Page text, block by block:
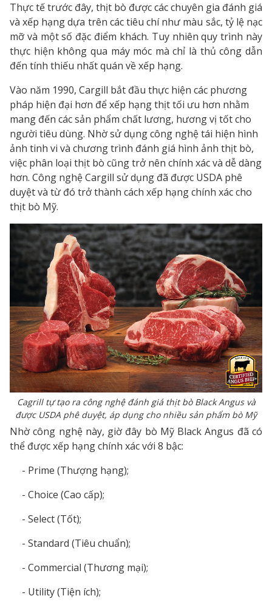
Thực tế trước đây, thịt bò được các chuyên gia đánh giá
và xếp hạng dựa trên các tiêu chí như màu sắc, tỷ lệ nạc
mỡ và một số đặc điểm khách. Tuy nhiên quy trình này
thực hiện không qua máy móc mà chỉ là thủ công dẫn
đến tính thiếu nhất quán về xếp hạng.
Vào năm 1990, Cargill bắt đầu thực hiện các phương
pháp hiện đại hơn để xếp hạng thịt tối ưu hơn nhằm
mang đến các sản phẩm chất lương, hương vị tốt cho
người tiêu dùng. Nhờ sử dụng công nghệ tái hiện hình
ảnh tinh vi và chương trình đánh giá hình ảnh thịt bò,
việc phân loại thịt bò cũng trở nên chính xác và dễ dàng
hơn. Công nghệ Cargill sử dụng đã được USDA phê
duyệt và từ đó trở thành cách xếp hạng chính xác cho
thịt bò Mỹ.
Cagrill tự tạo ra công nghệ đánh giá thịt bò Black Angus và
được USDA phê duyệt, áp dụng cho nhiều sản phẩm bò Mỹ
Nhờ công nghệ này, giờ đây bò Mỹ Black Angus đã có
thể được xếp hạng chính xác với 8 bậc:
- Prime (Thượng hạng);
- Choice (Cao cấp);
- Select (Tốt);
- Standard (Tiêu chuẩn);
- Commercial (Thương mại);
- Utility (Tiện ích);